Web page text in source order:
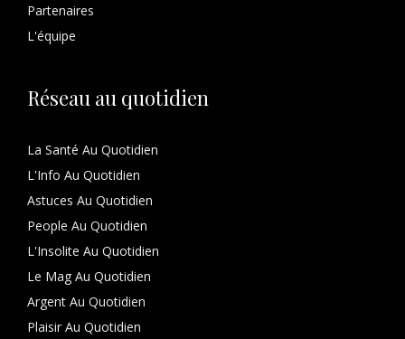
Partenaires
L'équipe
Réseau au quotidien
La Santé Au Quotidien
L'Info Au Quotidien
Astuces Au Quotidien
People Au Quotidien
L'Insolite Au Quotidien
Le Mag Au Quotidien
Argent Au Quotidien
Plaisir Au Quotidien